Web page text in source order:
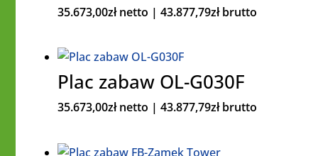
35.673,00zł netto | 43.877,79złbrutto
Plac zabaw OL-G030F
35.673,00zł netto | 43.877,79złbrutto